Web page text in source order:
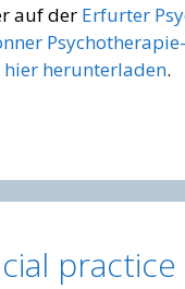
auf der Erfurter
hier herunterladen.
practice